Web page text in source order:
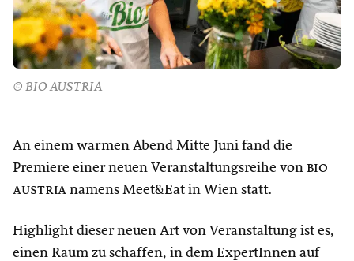
© BIO AUSTRIA
An einem warmen Abend Mitte Juni fand die
Premiere einer neuen Veranstaltungsreihe von bio
austria namens Meet&Eat in Wien statt.
Highlight dieser neuen Art von Veranstaltung ist es,
einen Raum zu schaffen, in dem ExpertInnen auf